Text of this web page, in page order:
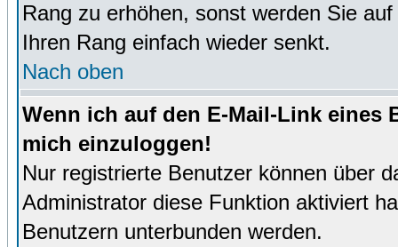
Rang zu erhöhen, sonst werden Sie
Ihren Rang einfach wieder senkt.
Nach oben
Wenn ich auf den E-Mail-Link eines
mich einzuloggen!
Nur registrierte Benutzer können über
Administrator diese Funktion aktiviert
Benutzern unterbunden werden.